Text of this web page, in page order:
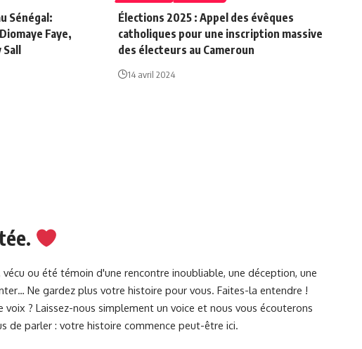
Sénégal:
Faye,
Sall
Élections 2025 : Appel des évêques
catholiques pour une inscription massive
des électeurs au Cameroun
14 avril 2024
ou été témoin d'une rencontre inoubliable, une déception, une
Ne gardez plus votre histoire pour vous. Faites-la entendre !
? Laissez-nous simplement un voice et nous vous écouterons
de parler : votre histoire commence peut-être ici.